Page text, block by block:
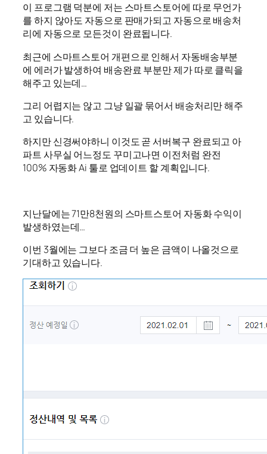
이 프로그램 덕분에 저는 스마트스토어에 따로 무언가
를 하지 않아도 자동으로 판매가되고 자동으로 배송처
리에 자동으로 모든것이 완료됩니다.
최근에 스마트스토어 개편으로 인해서 자동배송부분
에 에러가 발생하여 배송완료 부분만 제가 따로 클릭을
해주고 있는데…
그리 어렵지는 않고 그냥 일괄 묶어서 배송처리만 해주
고 있습니다.
하지만 신경써야하니 이것도 곧 서버복구 완료되고 아
파트 사무실 어느정도 꾸미고나면 이전처럼 완전
100% 자동화 Ai 툴로 업데이트 할 계획입니다.
지난달에는 71만8천원의 스마트스토어 자동화 수익이
발생하였는데…
이번 3월에는 그보다 조금 더 높은 금액이 나올것으로
기대하고 있습니다.